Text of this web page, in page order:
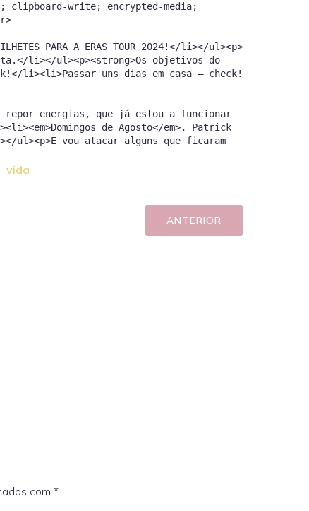
clipboard-write; encrypted-media;
PARA A ERAS TOUR 2024!</li></ul><p>
li></ul><p><strong>Os objetivos do
li><li>Passar uns dias em casa — check!
repor energias, que já estou a funcionar
de Agosto</em>, Patrick
ul><p>E vou atacar alguns que ficaram
vida
ANTERIOR
com *